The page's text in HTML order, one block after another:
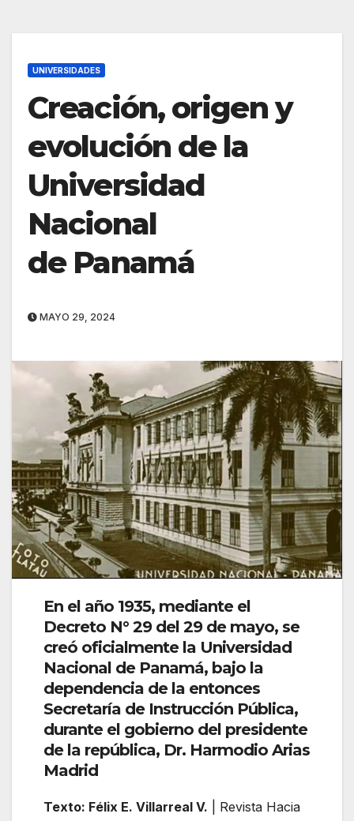
UNIVERSIDADES
Creación, origen y
evolución de la
Universidad
Nacional
de Panamá
MAYO 29, 2024
En el año 1935, mediante el
Decreto N° 29 del 29 de mayo, se
creó oficialmente la Universidad
Nacional de Panamá, bajo la
dependencia de la entonces
Secretaría de Instrucción Pública,
durante el gobierno del presidente
de la república, Dr. Harmodio Arias
Madrid
Texto: Félix E. Villarreal V. | Revista Hacia